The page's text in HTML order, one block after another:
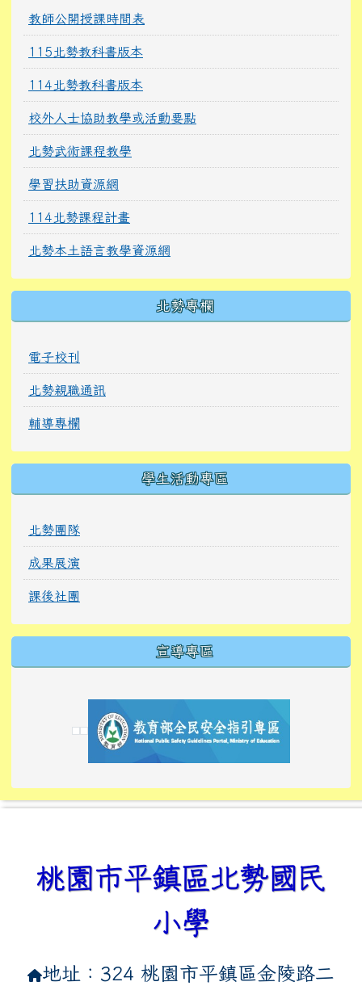
教師公開授課時間表
115北勢教科書版本
114北勢教科書版本
校外人士協助教學或活動要點
北勢武術課程教學
學習扶助資源網
114北勢課程計畫
北勢本土語言教學資源網
北勢專欄
電子校刊
北勢親職通訊
輔導專欄
學生活動專區
北勢團隊
成果展演
課後社團
宣導專區
link to https://
link to https://10000.gov.tw/
link to https://
link to https://10000.gov.tw/
link to https://
link to https://
link to https://i.win.org.tw/
link to https://
link to https://
link to https://
link to https://
桃園市平鎮區北勢國民
小學
地址：324 桃園市平鎮區金陵路二